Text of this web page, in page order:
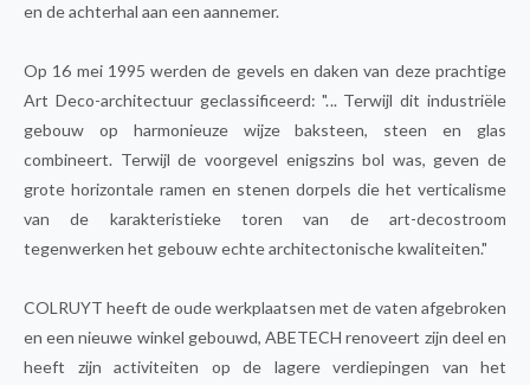
en de achterhal aan een aannemer.
Op 16 mei 1995 werden de gevels en daken van deze prachtige
Art Deco-architectuur geclassificeerd: "... Terwijl dit industriële
gebouw op harmonieuze wijze baksteen, steen en glas
combineert. Terwijl de voorgevel enigszins bol was, geven de
grote horizontale ramen en stenen dorpels die het verticalisme
van de karakteristieke toren van de art-decostroom
tegenwerken het gebouw echte architectonische kwaliteiten."
COLRUYT heeft de oude werkplaatsen met de vaten afgebroken
en een nieuwe winkel gebouwd, ABETECH renoveert zijn deel en
heeft zijn activiteiten op de lagere verdiepingen van het